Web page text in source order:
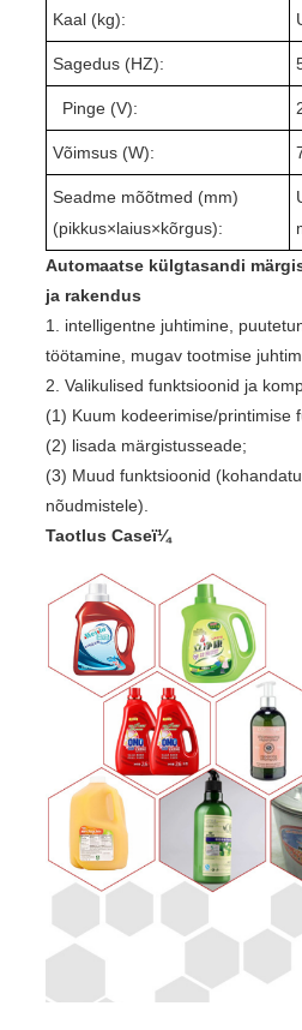
Kaal (kg):
Sagedus (HZ):
Pinge (V):
Võimsus (W):
Seadme mõõtmed (mm)
(pikkus×laius×kõrgus):
Automaatse külgtasandi
ja rakendus
1. intelligentne juhtimine,
töötamine, mugav tootmise
2. Valikulised funktsioonid ja
(1) Kuum kodeerimise/printimise
(2) lisada märgistusseade;
(3) Muud funktsioonid
nõudmistele).
Taotlus Caseï¼